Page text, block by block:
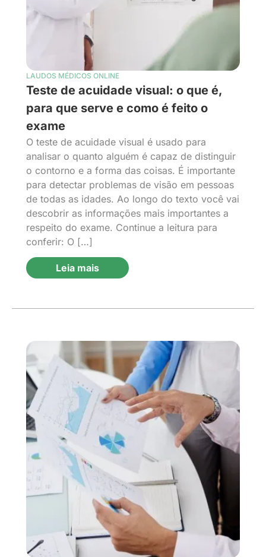
LAUDOS MÉDICOS ONLINE
Teste de acuidade visual: o que é,
para que serve e como é feito o
exame
O teste de acuidade visual é usado para
analisar o quanto alguém é capaz de distinguir
o contorno e a forma das coisas. É importante
para detectar problemas de visão em pessoas
de todas as idades. Ao longo do texto você vai
descobrir as informações mais importantes a
respeito do exame. Continue a leitura para
conferir: O […]
Leia mais